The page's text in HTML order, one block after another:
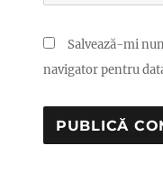
Salvează-mi
navigator pentru